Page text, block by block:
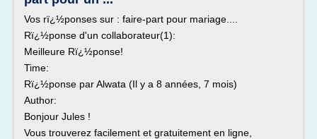
Vos rï¿½ponses sur : faire-part pour mariage....
Rï¿½ponse d'un collaborateur(1):
Meilleure Rï¿½ponse!
Time:
Rï¿½ponse par Alwata (Il y a 8 années, 7 mois)
Author:
Bonjour Jules !
Vous trouverez facilement et gratuitement en ligne,